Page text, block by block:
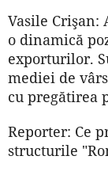
Vasile Crişan:
o dinamică
exporturilor.
mediei de
cu pregătirea
Reporter: Ce
structurile